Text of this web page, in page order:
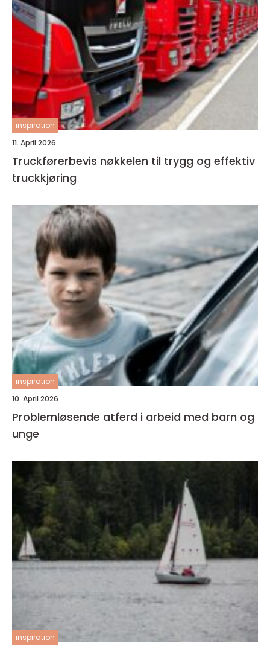
inspiration
11. April 2026
Truckførerbevis nøkkelen til trygg og effektiv
truckkjøring
inspiration
10. April 2026
Problemløsende atferd i arbeid med barn og
unge
inspiration